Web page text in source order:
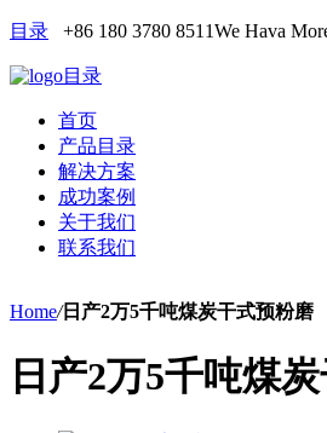
目录 +86 180 3780 8511We Hava
目录
首页
产品目录
解决方案
成功案例
关于我们
联系我们
Home/日产2万5千吨煤炭干式预粉磨
日产2万5千吨煤